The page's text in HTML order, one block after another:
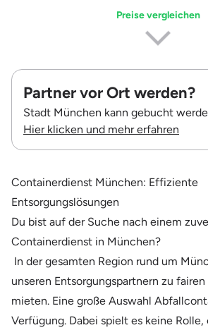
Preise vergleichen
Partner vor Ort werden?
Stadt München kann gebucht
Hier klicken und mehr erfahren
Containerdienst München: Effiziente
Entsorgungslösungen
Du bist auf der Suche nach einem
Containerdienst in München?
In der gesamten Region rund um
unseren Entsorgungspartnern zu
mieten. Eine große Auswahl
Verfügung. Dabei spielt es keine Rolle,